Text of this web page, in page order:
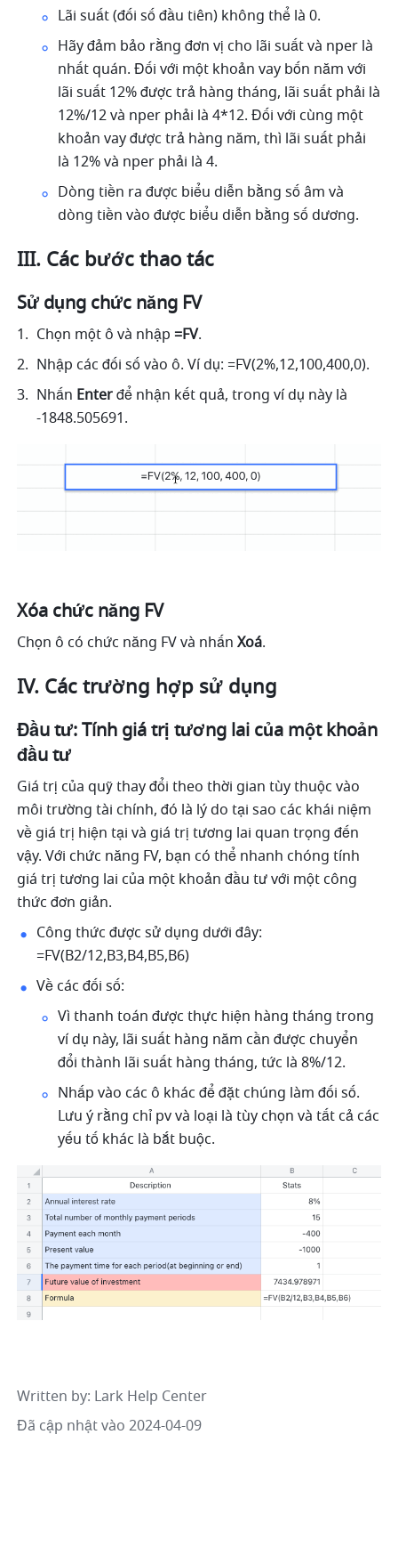
Lãi suất (đối số đầu tiên) không thể là 0.
Hãy đảm bảo rằng đơn vị cho lãi suất và nper là
nhất quán. Đối với một khoản vay bốn năm với
lãi suất 12% được trả hàng tháng, lãi suất phải là
12%/12 và nper phải là 4*12. Đối với cùng một
khoản vay được trả hàng năm, thì lãi suất phải
là 12% và nper phải là 4.
Dòng tiền ra được biểu diễn bằng số âm và
dòng tiền vào được biểu diễn bằng số dương.
III. Các bước thao tác
Sử dụng chức năng FV
Chọn một ô và nhập =FV.
Nhập các đối số vào ô. Ví dụ: =FV(2%,12,100,400,0).
Nhấn Enter để nhận kết quả, trong ví dụ này là
-1848.505691.
Xóa chức năng FV
Chọn ô có chức năng FV và nhấn Xoá.
IV. Các trường hợp sử dụng
Đầu tư: Tính giá trị tương lai của một khoản
đầu tư
Giá trị của quỹ thay đổi theo thời gian tùy thuộc vào
môi trường tài chính, đó là lý do tại sao các khái niệm
về giá trị hiện tại và giá trị tương lai quan trọng đến
vậy. Với chức năng FV, bạn có thể nhanh chóng tính
giá trị tương lai của một khoản đầu tư với một công
thức đơn giản.
Công thức được sử dụng dưới đây:
=FV(B2/12,B3,B4,B5,B6)
Về các đối số:
Vì thanh toán được thực hiện hàng tháng trong
ví dụ này, lãi suất hàng năm cần được chuyển
đổi thành lãi suất hàng tháng, tức là 8%/12.
Nhấp vào các ô khác để đặt chúng làm đối số.
Lưu ý rằng chỉ pv và loại là tùy chọn và tất cả các
yếu tố khác là bắt buộc.
Written by: Lark Help Center
Đã cập nhật vào 2024-04-09